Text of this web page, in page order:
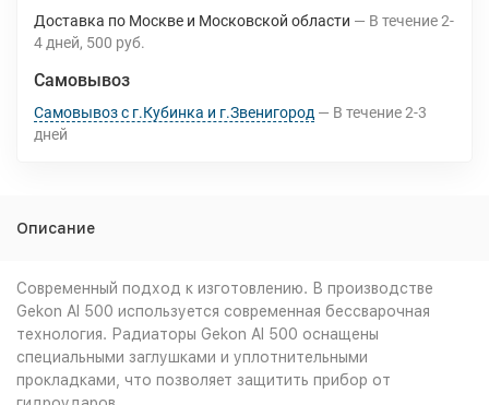
Доставка по Москве и Московской области В течение2-
4 дней 500 руб.
Самовывоз
Самовывоз с г.Кубинка и г.Звенигород В течение2-3
дней
Описание
Современный подход к изготовлению. В производстве
Gekon Al 500 используется современная бессварочная
технология. Радиаторы Gekon Al 500 оснащены
специальными заглушками и уплотнительными
прокладками, что позволяет защитить прибор от